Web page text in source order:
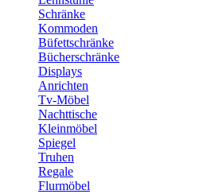
Schränke
Kommoden
Büfettschränke
Bücherschränke
Displays
Anrichten
Tv-Möbel
Nachttische
Kleinmöbel
Spiegel
Truhen
Regale
Flurmöbel